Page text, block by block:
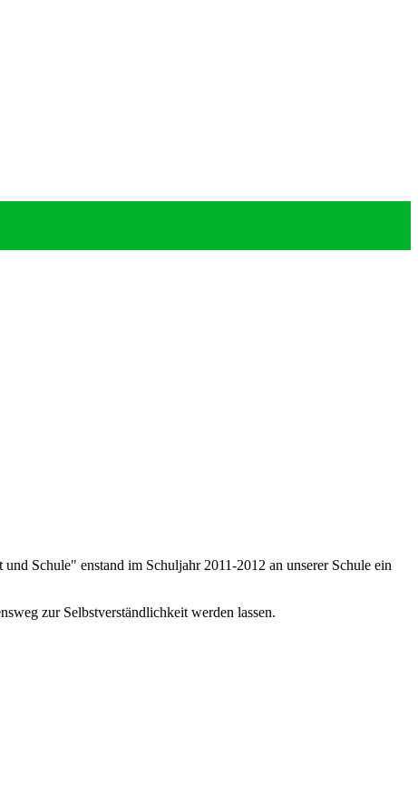
Schule" enstand im Schuljahr 2011-2012 an unserer Schule ein
zur Selbstverständlichkeit werden lassen.